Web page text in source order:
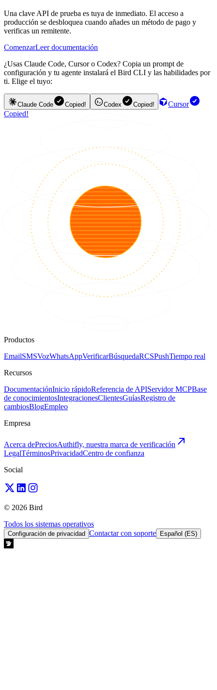
Una clave API de prueba es tuya de inmediato. El acceso a
producción se desbloquea cuando añades un método de pago y
verificas un remitente.
ComenzarLeer documentación
¿Usas Claude Code, Cursor o Codex? Copia un prompt de
configuración y tu agente instalará el Bird CLI y las habilidades por
ti. Elige el tuyo:
Claude Code Copied! Codex Copied!
Cursor
Copied!
Productos
EmailSMSVozWhatsAppVerificarBúsquedaRCSPushTiempo real
Recursos
DocumentaciónInicio rápidoReferencia de APIServidor MCPBase
de conocimientosIntegracionesClientesGuíasRegistro de
cambiosBlogEmpleo
Empresa
Acerca dePreciosAuthifly, nuestra marca de verificación
LegalTérminosPrivacidadCentro de confianza
Social
© 2026 Bird
Todos los sistemas operativos
Configuración de privacidad Contactar con soporte Español (ES)